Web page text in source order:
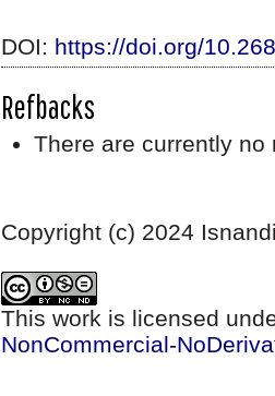
DOI: https://doi.org/
Refbacks
There are currently no
Copyright (c) 2024
This work is licensed
NonCommercial-